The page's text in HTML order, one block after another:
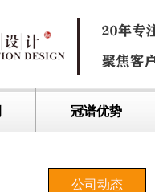
冠谱优势
公司动态